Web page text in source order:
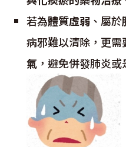
若為體質虛弱 、屬於
病邪難以清除，更需
氣 ，避免併發肺炎